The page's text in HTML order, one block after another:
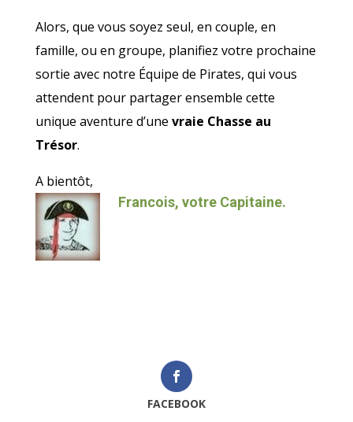
Alors, que vous soyez seul, en couple, en
famille, ou en groupe, planifiez votre prochaine
sortie avec notre Équipe de Pirates, qui vous
attendent pour partager ensemble cette
unique aventure d’une vraie Chasse au
Trésor.
A bientôt,
Francois, votre Capitaine.
FACEBOOK